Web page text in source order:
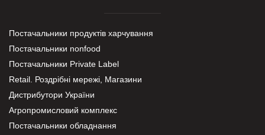
Постачальники продуктів харчування
Постачальники nonfood
Постачальники Private Label
Retail. Роздрібні мережі, Магазини
Дистрибутори України
Агропромисловий комплекс
Постачальники обладнання